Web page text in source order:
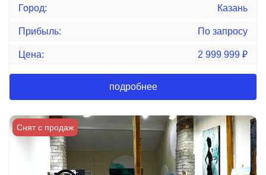
Город: Казань
Прибыль: По запросу
Цена: 2 999 999 ₽
подробнее
Снят с продаж